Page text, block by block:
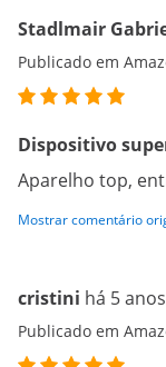
Stadlmair
Publicado em
Dispositivo
Aparelho top,
Mostrar comentário
cristini há 5 anos
Publicado em